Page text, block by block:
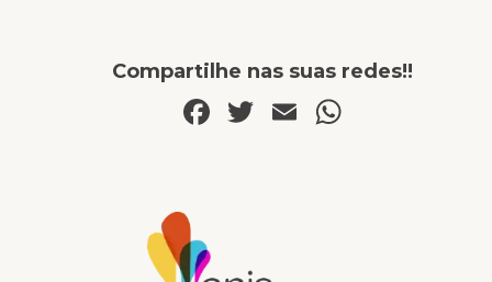
Compartilhe nas suas redes!!
Facebook
Twitter
Email